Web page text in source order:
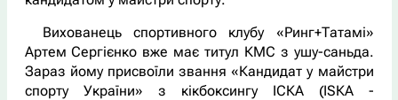
Вихованець спортивного клубу «Ринг+Татамі»
Артем Сергієнко вже має титул КМС з ушу-саньда.
Зараз йому присвоїли звання «Кандидат у майстри
спорту України» з кікбоксингу ІСКА (ІSКА -